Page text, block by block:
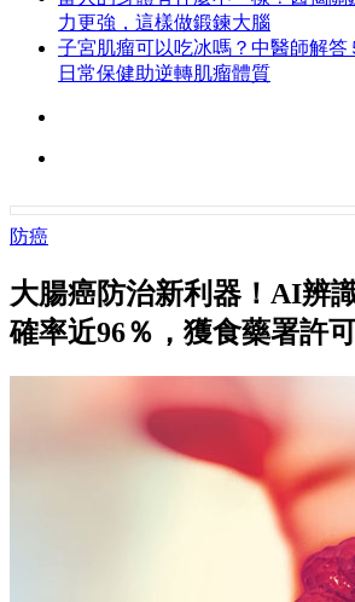
力更強，這樣做鍛鍊大腦
子宮肌瘤可以吃冰嗎？中醫師解答
日常保健助逆轉肌瘤體質
防癌
大腸癌防治新利器！AI辨
確率近96％，獲食藥署許